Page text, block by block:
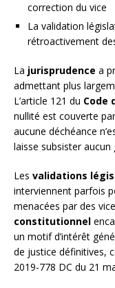
correction du vice
La validation
rétroactivement
La jurisprudence a
admettant plus
L’article 121 du Code
nullité est couverte
aucune déchéance
laisse subsister aucun
Les validations
interviennent parfois
menacées par des
constitutionnel
un motif d’intérêt
de justice définitives,
2019-778 DC du 21